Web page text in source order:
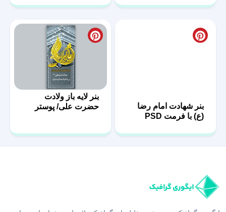
بنر لایه باز ولادت
حضرت علی/ پوستر
روز پدر
ایگوری گرافیک مرجع خرید فایل‌های گرافیکی لایه‌باز حرفه‌ای است. از